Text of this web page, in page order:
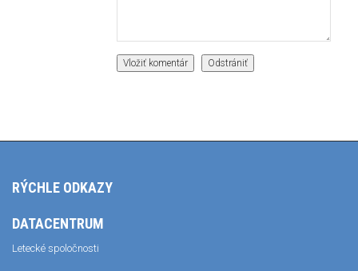
RÝCHLE ODKAZY
DATACENTRUM
Letecké spoločnosti